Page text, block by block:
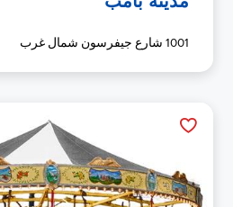
1001 شارع جيفرسون شمال غرب